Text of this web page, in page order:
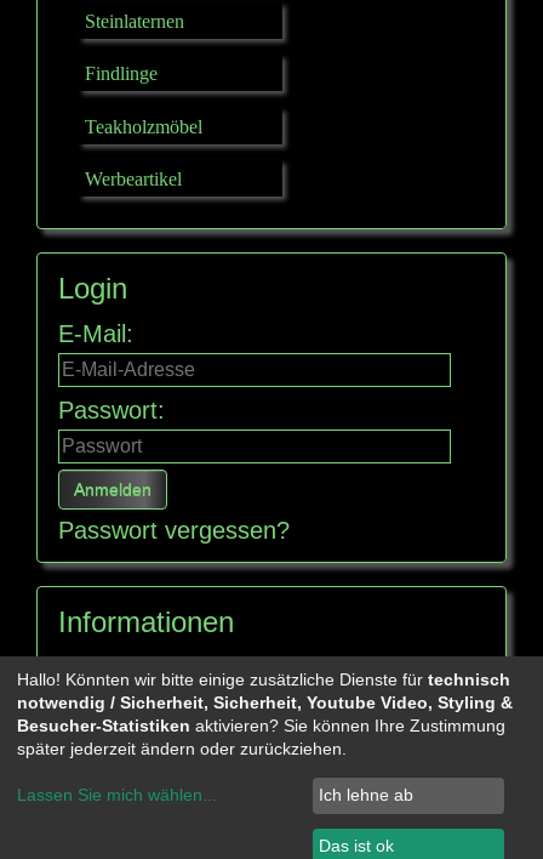
Steinlaternen
Findlinge
Teakholzmöbel
Werbeartikel
Login
E-Mail:
Passwort:
Passwort vergessen?
Informationen
Seitenübersicht
Mehr über...
Privatsphäre und Datenschutz
Startseite
Hallo! Könnten wir bitte einige zusätzliche Dienste für technisch
notwendig / Sicherheit, Sicherheit, Youtube Video, Styling &
Besucher-Statistiken aktivieren? Sie können Ihre Zustimmung
später jederzeit ändern oder zurückziehen.
Lassen Sie mich wählen... Ich lehne ab
Das ist ok